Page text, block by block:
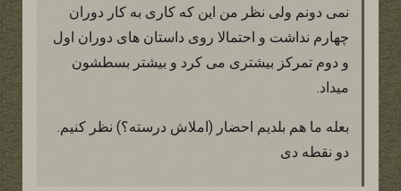
نمی دونم ولی نظر من این که کاری به کار دوران
چهارم نداشت و احتمالا روی داستان های دوران اول
و دوم تمرکز بیشتری می کرد و بیشتر بسطشون
میداد.
بعله ما هم بلدیم احضار (املاش درسته؟) نظر کنیم.
دو نقطه دی